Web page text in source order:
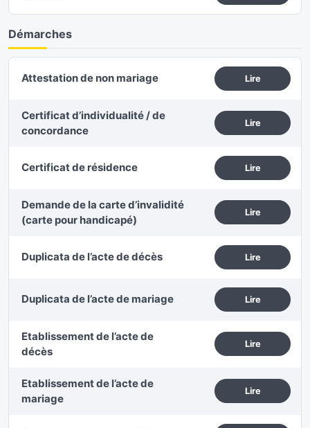
Démarches
Attestation de non mariage Lire
Certificat d’individualité / de
concordance
Lire
Certificat de résidence Lire
Demande de la carte d’invalidité
(carte pour handicapé)
Lire
Duplicata de l’acte de décès Lire
Duplicata de l’acte de mariage Lire
Etablissement de l’acte de
décès
Lire
Etablissement de l’acte de
mariage
Lire